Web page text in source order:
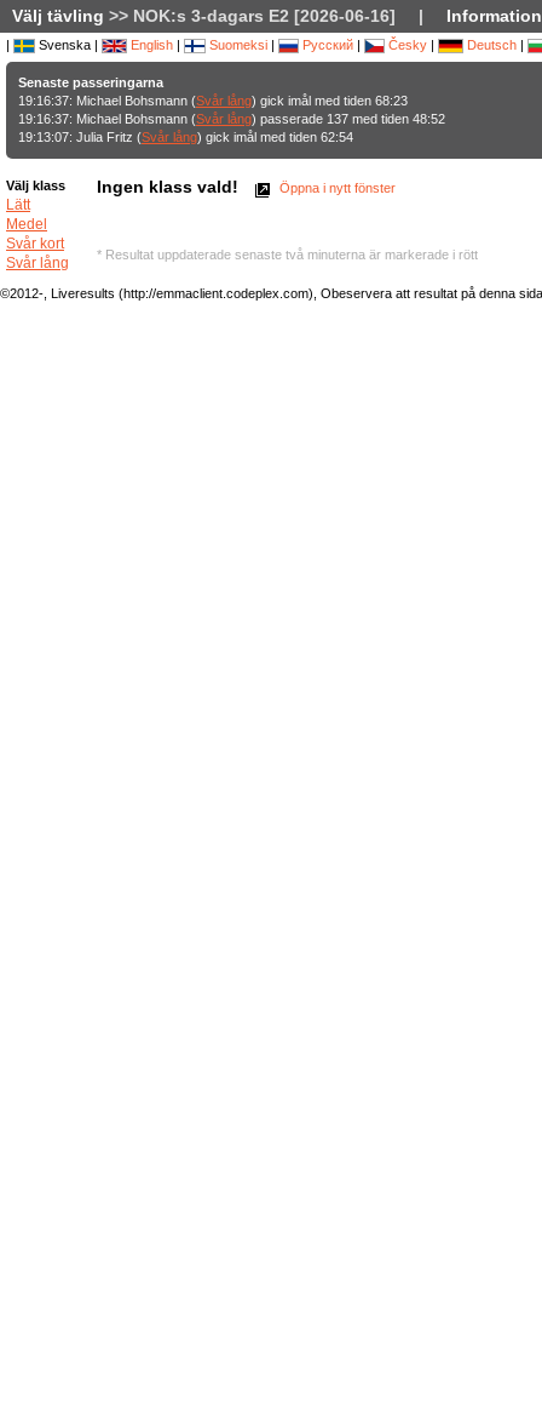
Välj tävling >> NOK:s 3-dagars E2 [2026-06-16] |
| Svenska | English | Suomeksi | Русский | Česky | Deutsch |
Senaste passeringarna
19:16:37: Michael Bohsmann (Svår lång) gick imål med tiden 68:23
19:16:37: Michael Bohsmann (Svår lång) passerade 137 med tiden 48:52
19:13:07: Julia Fritz (Svår lång) gick imål med tiden 62:54
Välj klass
Lätt
Medel
Svår kort
Svår lång
Ingen klass vald! Öppna i nytt fönster
* Resultat uppdaterade senaste två minuterna är markerade i rött
©2012-, Liveresults (http://emmaclient.codeplex.com), Obeservera att resultat på denna